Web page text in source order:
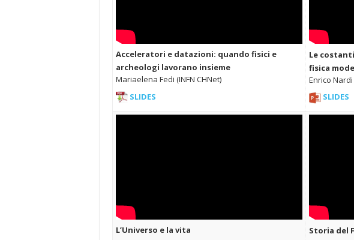
Acceleratori e datazioni: quando fisici e
archeologi lavorano insieme
Mariaelena Fedi (INFN CHNet)
SLIDES
Le
fisica
Enrico Nardi
SLIDES
L’Universo e la vita
Storia del